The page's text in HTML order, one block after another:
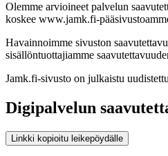
Olemme arvioineet palvelun
koskee www.jamk.fi-
Havainnoimme sivuston
sisällöntuottajiamme
Jamk.fi-sivusto on julkaistu
Digipalvelun
Linkki kopioitu leikepöydälle